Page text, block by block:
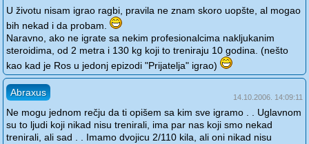
U životu nisam igrao ragbi, pravila ne znam skoro uopšte, al mogao
bih nekad i da probam.
Naravno, ako ne igrate sa nekim profesionalcima nakljukanim
steroidima, od 2 metra i 130 kg koji to treniraju 10 godina. (nešto
kao kad je Ros u jedonj epizodi "Prijatelja" igrao)
Abraxus 14.10.2006. 14:09:11
Ne mogu jednom rečju da ti opišem sa kim sve igramo . . Uglavnom
su to ljudi koji nikad nisu trenirali, ima par nas koji smo nekad
trenirali, ali sad . . Imamo dvojicu 2/110 kila, ali oni nikad nisu